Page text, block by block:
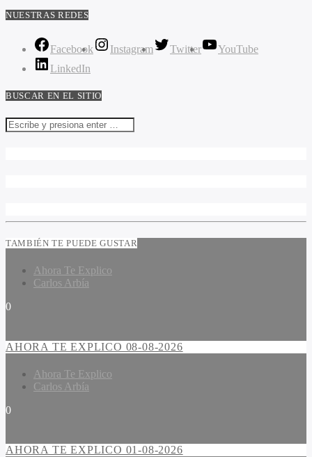
NUESTRAS REDES
Facebook Instagram Twitter
YouTube
LinkedIn
BUSCAR EN EL SITIO
TAMBIÉN TE PUEDE GUSTAR
Ahora Te Explico
Carlos Arbía
0
AHORA TE EXPLICO 08-08-2026
Ahora Te Explico
Carlos Arbía
0
AHORA TE EXPLICO 01-08-2026